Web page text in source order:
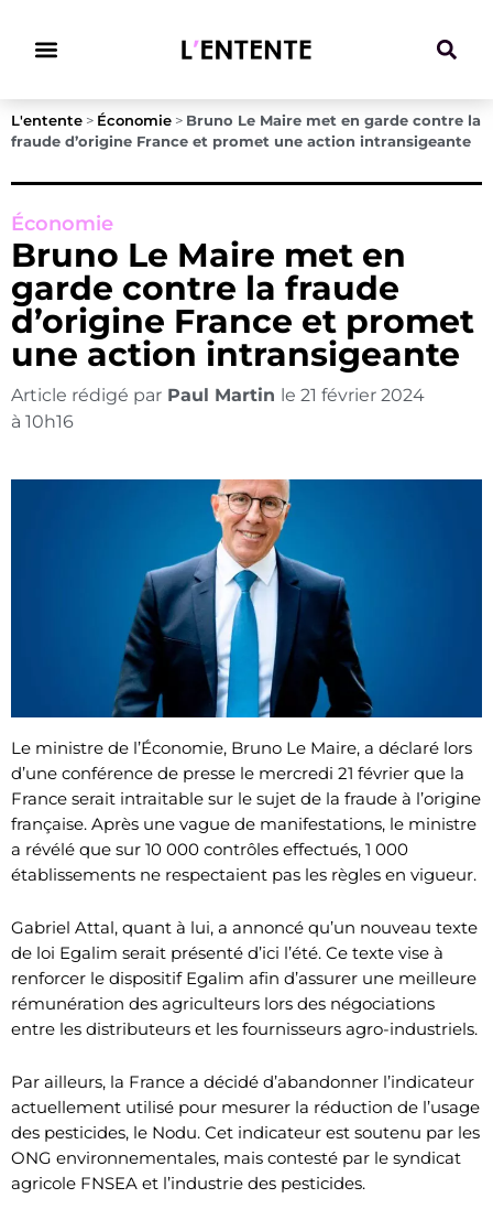
L'entente > Économie > Bruno Le Maire met en garde contre la
fraude d’origine France et promet une action intransigeante
Économie
Bruno Le Maire met en
garde contre la fraude
d’origine France et promet
une action intransigeante
Article rédigé par Paul Martin le 21 février 2024
à 10h16
Le ministre de l’Économie, Bruno Le Maire, a déclaré lors
d’une conférence de presse le mercredi 21 février que la
France serait intraitable sur le sujet de la fraude à l’origine
française. Après une vague de manifestations, le ministre
a révélé que sur 10 000 contrôles effectués, 1 000
établissements ne respectaient pas les règles en vigueur.
Gabriel Attal, quant à lui, a annoncé qu’un nouveau texte
de loi Egalim serait présenté d’ici l’été. Ce texte vise à
renforcer le dispositif Egalim afin d’assurer une meilleure
rémunération des agriculteurs lors des négociations
entre les distributeurs et les fournisseurs agro-industriels.
Par ailleurs, la France a décidé d’abandonner l’indicateur
actuellement utilisé pour mesurer la réduction de l’usage
des pesticides, le Nodu. Cet indicateur est soutenu par les
ONG environnementales, mais contesté par le syndicat
agricole FNSEA et l’industrie des pesticides.